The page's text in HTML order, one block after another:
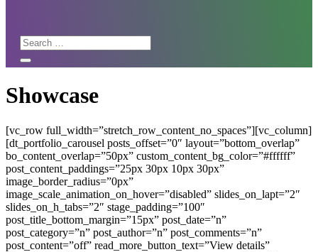
Showcase
[vc_row full_width=”stretch_row_content_no_spaces”][vc_column]
[dt_portfolio_carousel posts_offset=”0″ layout=”bottom_overlap”
bo_content_overlap=”50px” custom_content_bg_color=”#ffffff”
post_content_paddings=”25px 30px 10px 30px”
image_border_radius=”0px”
image_scale_animation_on_hover=”disabled” slides_on_lapt=”2″
slides_on_h_tabs=”2″ stage_padding=”100″
post_title_bottom_margin=”15px” post_date=”n”
post_category=”n” post_author=”n” post_comments=”n”
post_content=”off” read_more_button_text=”View details”